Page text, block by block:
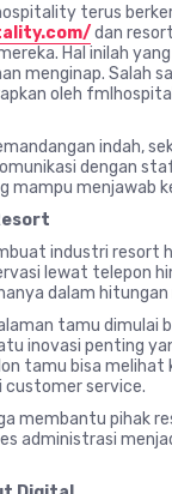
terus
dan
Hal inilah
menginap. Salah
oleh
indah,
dengan
mampu menjawab
industri resort
lewat telepon
dalam
tamu dimulai
inovasi penting
tamu bisa
customer service.
membantu pihak
administrasi